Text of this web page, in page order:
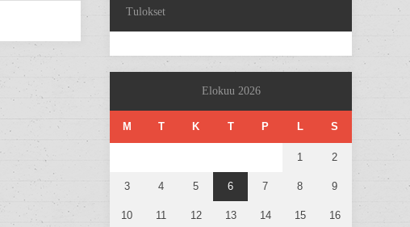
Tulokset
Elokuu 2026
M T K T P L S
1 2
3 4 5 6 7 8 9
10 11 12 13 14 15 16